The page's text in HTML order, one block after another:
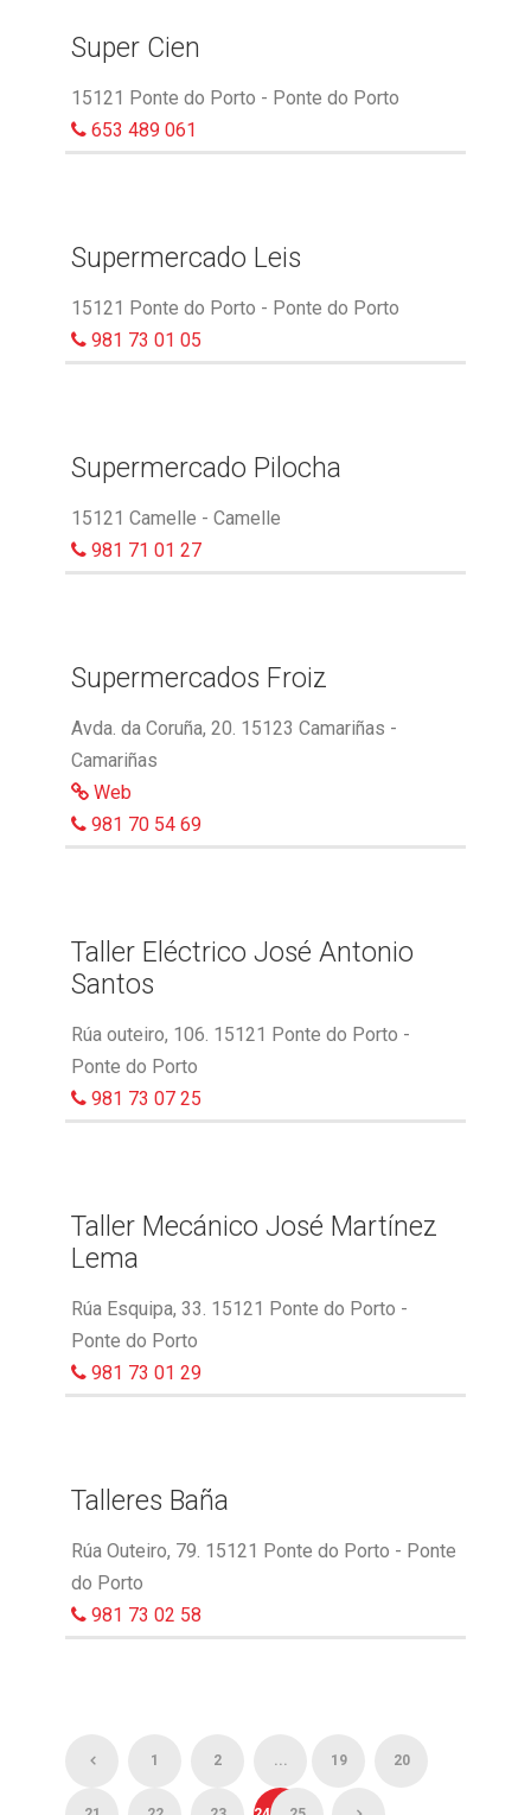
Super Cien
15121 Ponte do Porto - Ponte do Porto
653 489 061
Supermercado Leis
15121 Ponte do Porto - Ponte do Porto
981 73 01 05
Supermercado Pilocha
15121 Camelle - Camelle
981 71 01 27
Supermercados Froiz
Avda. da Coruña, 20. 15123 Camariñas -
Camariñas
Web
981 70 54 69
Taller Eléctrico José Antonio
Santos
Rúa outeiro, 106. 15121 Ponte do Porto -
Ponte do Porto
981 73 07 25
Taller Mecánico José Martínez
Lema
Rúa Esquipa, 33. 15121 Ponte do Porto -
Ponte do Porto
981 73 01 29
Talleres Baña
Rúa Outeiro, 79. 15121 Ponte do Porto - Ponte
do Porto
981 73 02 58
1 2 ... 19 20